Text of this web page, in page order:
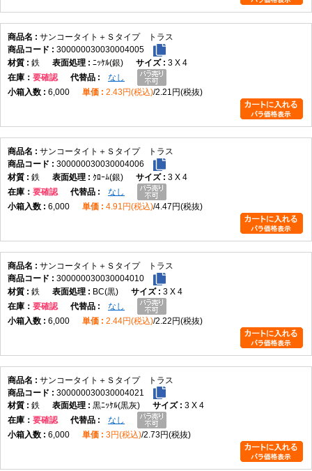
サンコータイト＋Ｓタイプ トラス
300000030030004005
鉄
ﾆｯｹﾙ(銀)
3 X 4
在庫
要確認
なし
6,000
2.43円(税込) 2.21円(税抜)
サンコータイト＋Ｓタイプ トラス
300000030030004006
鉄
ｸﾛｰﾑ(銀)
3 X 4
在庫
要確認
なし
6,000
4.91円(税込) 4.47円(税抜)
サンコータイト＋Ｓタイプ トラス
300000030030004010
鉄
BC(黒)
3 X 4
在庫
要確認
なし
6,000
2.44円(税込) 2.22円(税抜)
サンコータイト＋Ｓタイプ トラス
300000030030004021
鉄
黒ﾆｯｹﾙ(黒灰)
3 X 4
在庫
要確認
なし
6,000
3円(税込) 2.73円(税抜)